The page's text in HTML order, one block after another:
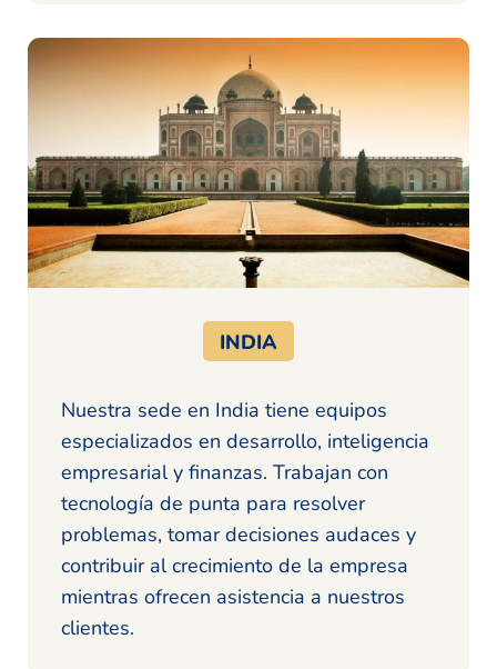
INDIA
Nuestra sede en India tiene equipos
especializados en desarrollo, inteligencia
empresarial y finanzas. Trabajan con
tecnología de punta para resolver
problemas, tomar decisiones audaces y
contribuir al crecimiento de la empresa
mientras ofrecen asistencia a nuestros
clientes.